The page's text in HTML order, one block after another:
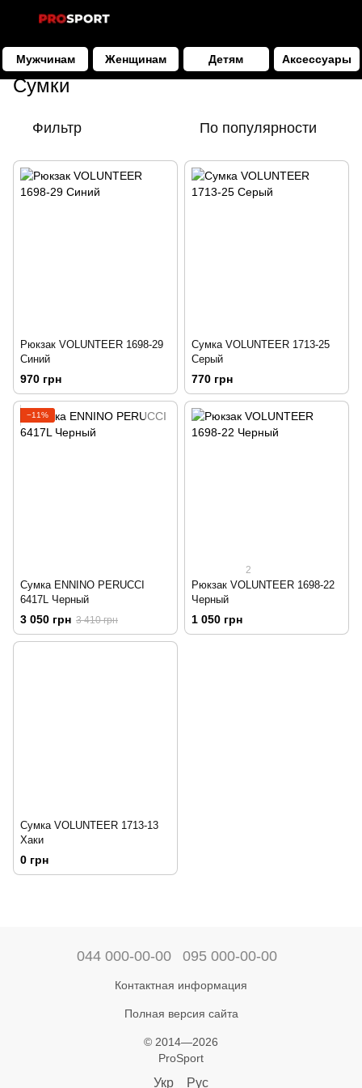
Мужчинам Женщинам Детям Аксессуары
Аксессуары Сумки
Сумки
Фильтр По популярности
Рюкзак VOLUNTEER 1698-29
Синий
970 грн
Сумка VOLUNTEER 1713-25
Серый
770 грн
−11%
Сумка ENNINO PERUCCI
6417L Черный
3 050 грн 3 410 грн
2
Рюкзак VOLUNTEER 1698-22
Черный
1 050 грн
Сумка VOLUNTEER 1713-13
Хаки
0 грн
044 000-00-00 095 000-00-00
Контактная информация
Полная версия сайта
© 2014—2026
ProSport
Укр Рус